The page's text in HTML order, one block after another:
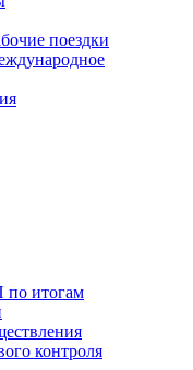
поездки
по итогам
контроля